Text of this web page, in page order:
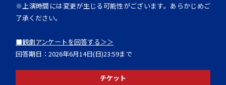
※上演時間には変更が生じる可能性がございます。あらかじめご
了承ください。
■観劇アンケートを回答する＞＞
回答期日：2026年6月14日(日)23:59まで
チケット